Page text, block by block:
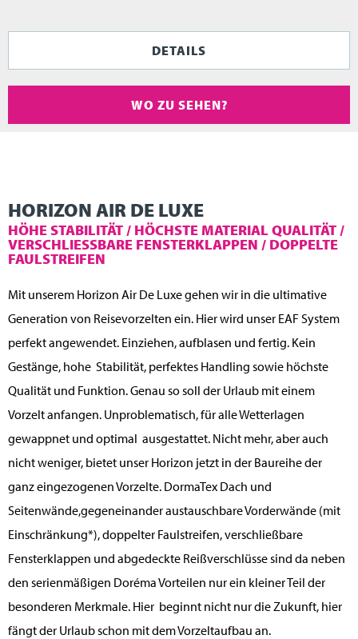
DETAILS
WO ZU SEHEN?
HORIZON AIR DE LUXE
HÖHE STABILITÄT / HÖCHSTE MATERIAL QUALITÄT /
VERSCHLIESSBARE FENSTERKLAPPEN / DOPPELTE
FAULSTREIFEN
Mit unserem Horizon Air De Luxe gehen wir in die ultimative
Generation von Reisevorzelten ein. Hier wird unser EAF System
perfekt angewendet. Einziehen, aufblasen und fertig. Kein
Gestänge, hohe Stabilität, perfektes Handling sowie höchste
Qualität und Funktion. Genau so soll der Urlaub mit einem
Vorzelt anfangen. Unproblematisch, für alle Wetterlagen
gewappnet und optimal ausgestattet. Nicht mehr, aber auch
nicht weniger, bietet unser Horizon jetzt in der Baureihe der
ganz eingezogenen Vorzelte. DormaTex Dach und
Seitenwände,gegeneinander austauschbare Vorderwände (mit
Einschränkung*), doppelter Faulstreifen, verschließbare
Fensterklappen und abgedeckte Reißverschlüsse sind da neben
den serienmäßigen Doréma Vorteilen nur ein kleiner Teil der
besonderen Merkmale. Hier beginnt nicht nur die Zukunft, hier
fängt der Urlaub schon mit dem Vorzeltaufbau an.